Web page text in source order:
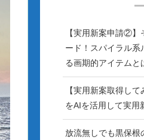
【実用新案申請②】
ード！スパイラル系
る画期的アイテムと
【実用新案取得し
をAIを活用して実用
放流無しでも黒保根